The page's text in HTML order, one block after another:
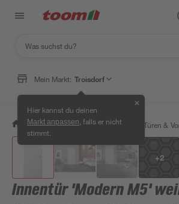
Mein Markt: Troisdorf
Hier kannst du deinen
Markt anpassen , falls er nicht
stimmt.
✕
/ Bauen & Renovieren / Fenster, Türen &
+2
Innentür 'Modern M5'